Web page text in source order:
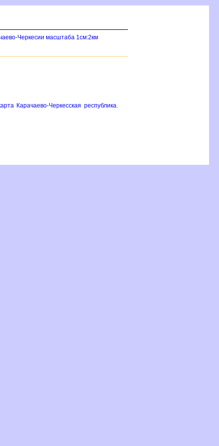
Черкесии масштаба 1см:2км
Карачаево-Черкесская республика.